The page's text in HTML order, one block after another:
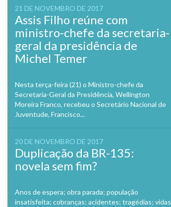
21 DE NOVEMBRO DE 2017
Assis Filho reúne com
ministro-chefe da secretaria-
geral da presidência de
Michel Temer
Nesta terça-feira (21) o Ministro-chefe da
Secretaria-Geral da Presidência, Wellington
Moreira Franco, recebeu o Secretário Nacional de
Juventude, Francisco...
20 DE NOVEMBRO DE 2017
Duplicação da BR-135:
novela sem fim?
Anos de espera; obra parada; população
insatisfeita; cobranças; acidentes; tragédias; vidas